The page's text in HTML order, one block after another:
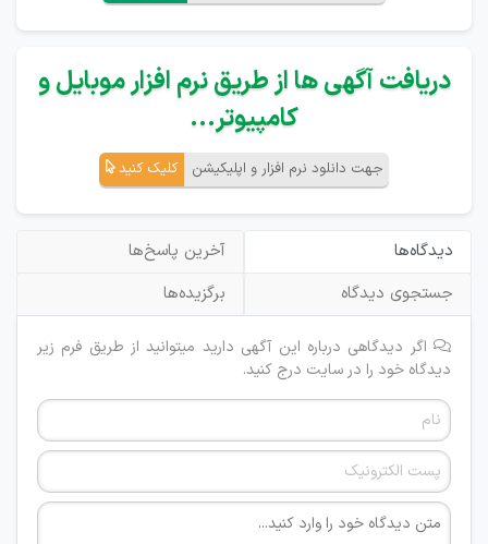
دریافت آگهی ها از طریق نرم افزار موبایل و
کامپیوتر...
جهت دانلود نرم افزار و اپلیکیشن کلیک کنید
دیدگاه‌ها
آخرین پاسخ‌ها
جستجوی دیدگاه
برگزیده‌ها
اگر دیدگاهی درباره این آگهی دارید میتوانید از طریق فرم زیر
دیدگاه خود را در سایت درج کنید.